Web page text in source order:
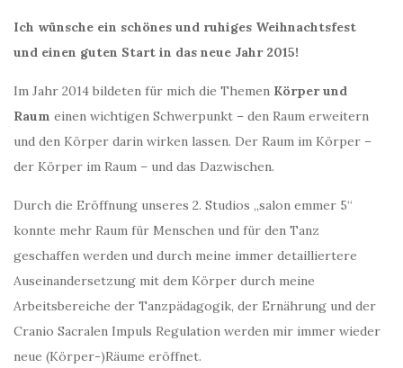
Ich wünsche ein schönes und ruhiges Weihnachtsfest
und einen guten Start in das neue Jahr 2015!
Im Jahr 2014 bildeten für mich die Themen Körper und
Raum einen wichtigen Schwerpunkt – den Raum erweitern
und den Körper darin wirken lassen. Der Raum im Körper –
der Körper im Raum – und das Dazwischen.
Durch die Eröffnung unseres 2. Studios „salon emmer 5“
konnte mehr Raum für Menschen und für den Tanz
geschaffen werden und durch meine immer detailliertere
Auseinandersetzung mit dem Körper durch meine
Arbeitsbereiche der Tanzpädagogik, der Ernährung und der
Cranio Sacralen Impuls Regulation werden mir immer wieder
neue (Körper-)Räume eröffnet.